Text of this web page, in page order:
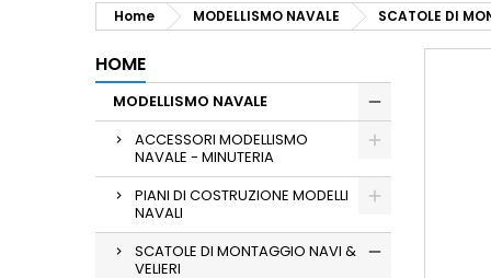
Home MODELLISMO NAVALE SCATOLE DI
HOME
MODELLISMO NAVALE
ACCESSORI MODELLISMO
NAVALE - MINUTERIA
PIANI DI COSTRUZIONE MODELLI
NAVALI
SCATOLE DI MONTAGGIO NAVI &
VELIERI